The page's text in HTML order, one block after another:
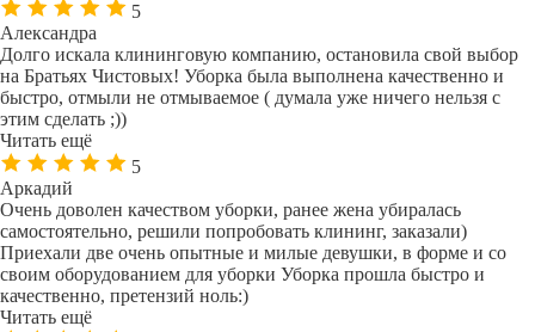
5
Александра
Долго искала клининговую компанию, остановила свой выбор
на Братьях Чистовых! Уборка была выполнена качественно и
быстро, отмыли не отмываемое ( думала уже ничего нельзя с
этим сделать ;))
Читать ещё
5
Аркадий
Очень доволен качеством уборки, ранее жена убиралась
самостоятельно, решили попробовать клининг, заказали)
Приехали две очень опытные и милые девушки, в форме и со
своим оборудованием для уборки Уборка прошла быстро и
качественно, претензий ноль:)
Читать ещё